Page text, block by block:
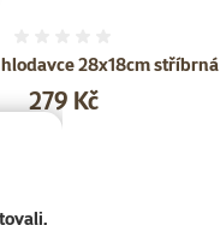
28x18cm stříbrná
Cena
279 Kč